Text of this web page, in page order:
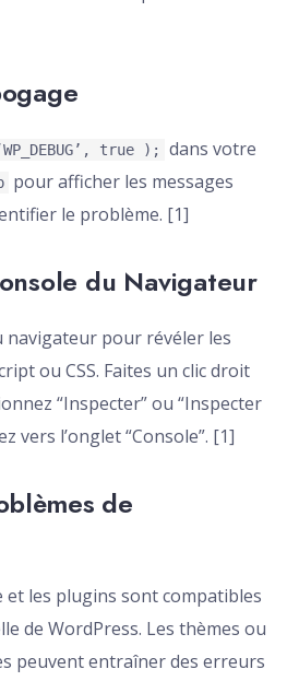
true );
dans votre
pour afficher les messages
le problème. [1]
du Navigateur
navigateur pour révéler les
ou CSS. Faites un clic droit
“Inspecter” ou “Inspecter
vers l’onglet “Console”. [1]
de
et les plugins sont compatibles
de WordPress. Les thèmes ou
peuvent entraîner des erreurs